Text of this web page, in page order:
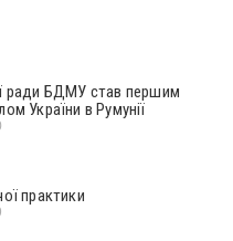
ради БДМУ став першим
України в Румунії
практики